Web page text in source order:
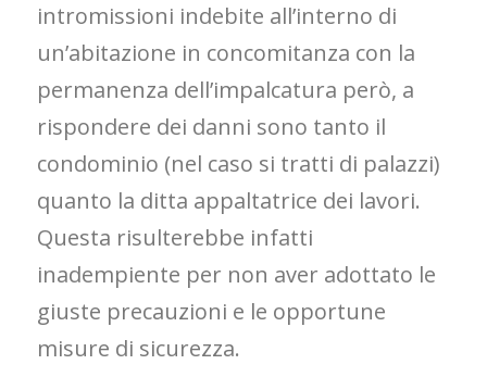
intromissioni indebite all’interno di
un’abitazione in concomitanza con la
permanenza dell’impalcatura però, a
rispondere dei danni sono tanto il
condominio (nel caso si tratti di palazzi)
quanto la ditta appaltatrice dei lavori.
Questa risulterebbe infatti
inadempiente per non aver adottato le
giuste precauzioni e le opportune
misure di sicurezza.